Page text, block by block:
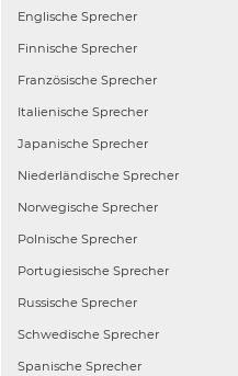
Englische Sprecher
Finnische Sprecher
Französische Sprecher
Italienische Sprecher
Japanische Sprecher
Niederländische Sprecher
Norwegische Sprecher
Polnische Sprecher
Portugiesische Sprecher
Russische Sprecher
Schwedische Sprecher
Spanische Sprecher